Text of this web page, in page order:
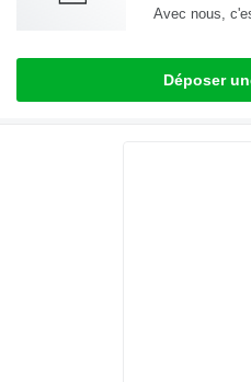
Avec nous,
Déposer